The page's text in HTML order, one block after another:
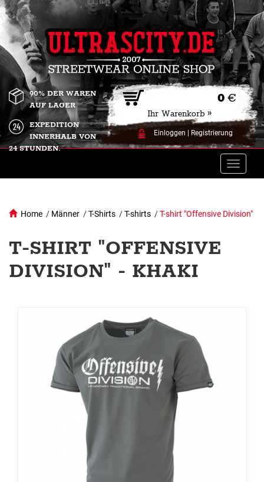
0 €
Ihr Warenkorb »
Einloggen Registrierung
90% DER WAREN
AUF LAGER
EXPEDITION
INNERHALB VON
24 STUNDEN.
Toggle
Home / Männer /T-Shirts /T-shirts /T-shirt "Offensive Division"
T-SHIRT "OFFENSIVE
DIVISION" - KHAKI